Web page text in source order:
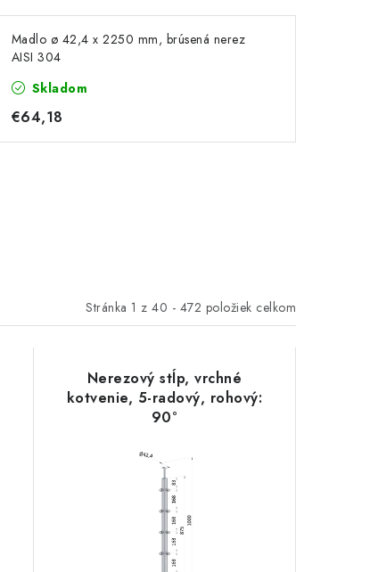
Madlo ø 42,4 x 2250 mm, brúsená nerez
AISI 304
Skladom
€64,18
Stránka 1 z 40 - 472 položiek celkom
Nerezový stĺp, vrchné
kotvenie, 5-radový, rohový:
90°